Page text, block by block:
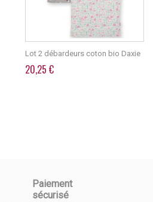
Lot 2 débardeurs coton bio Daxie
20,25 €
Paiement
sécurisé